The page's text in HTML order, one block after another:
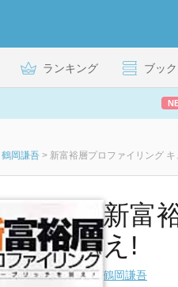
ランキング ブッ
鶴岡謙吾 > 新富裕層プロファイリング
新富
え!
鶴岡謙吾